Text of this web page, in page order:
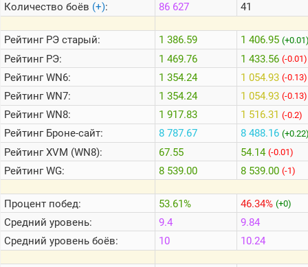
Теlegram
ВК
Портал
Мира
Танков
Количество боёв (+):
РейтингРЭ старый:
РейтингРЭ:
РейтингWN6:
РейтингWN7:
РейтингWN8:
РейтингБроне-сайт:
РейтингXVM (WN8):
РейтингWG:
Процент побед:
Средний уровень:
Средний уровень боёв:
86 627
1 386.59
1 469.76
1 354.24
1 354.24
1 917.83
8 787.67
67.55
8 539.00
53.61%
9.4
10
41
1 406.95
1 433.56 (-0.01)
1 054.93 (-0.13)
1 054.93 (-0.13)
1 516.31 (-0.2)
8 488.16
54.14 (-0.01)
8 539.00 (-1)
46.34% (+0)
9.84
10.24